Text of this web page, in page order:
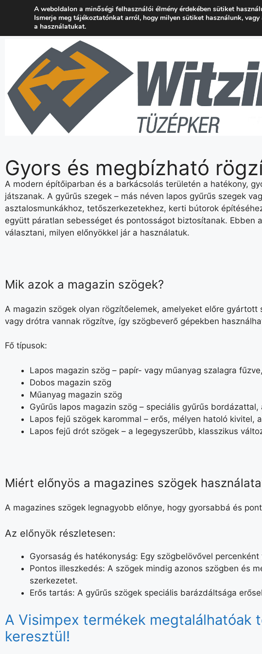
+36 24 537 777 kapcsolat@wtuzep.hu
Gyors és megbízható
A modern építőiparban és a barkácsolás területén a hatékony,
játszanak. A gyűrűs szegek – más néven lapos gyűrűs szegek
asztalosmunkákhoz, tetőszerkezetekhez, kerti bútorok
együtt páratlan sebességet és pontosságot biztosítanak.
választani, milyen előnyökkel jár a használatuk.
Mik azok a magazin szögek?
A magazin szögek olyan rögzítőelemek, amelyeket előre
vagy drótra vannak rögzítve, így szögbeverő gépekben
Fő típusok:
Lapos magazin szög – papír- vagy műanyag szalagra
Dobos magazin szög
Műanyag magazin szög
Gyűrűs lapos magazin szög – speciális gyűrűs
Lapos fejű szögek karommal – erős, mélyen hatoló kivitel,
Lapos fejű drót szögek – a legegyszerűbb, klasszikus
Miért előnyös a magazines szögek
A magazines szögek legnagyobb előnye, hogy gyorsabbá és
Az előnyök részletesen:
Gyorsaság és hatékonyság: Egy szögbelövővel
Pontos illeszkedés: A szögek mindig azonos szögben és
szerkezetet.
Erős tartás: A gyűrűs szögek speciális barázdáltsága
A Visimpex termékek megtalálhatóak
keresztül!
A weboldalon a minőségi felhasználói élmény érdekében sütiket
Ismerje meg tájékoztatónkat arról, hogy milyen sütiket használunk, vagy
a használatukat.